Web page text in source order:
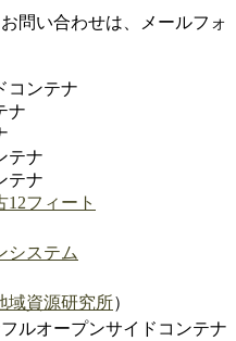
問い合わせは、メールフォ
コンテナ
ナ
テナ
テナ
12フィート
システム
域資源研究所）
フルオープンサイドコンテナ